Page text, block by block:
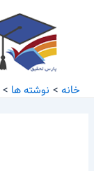
خانه نوشته ها